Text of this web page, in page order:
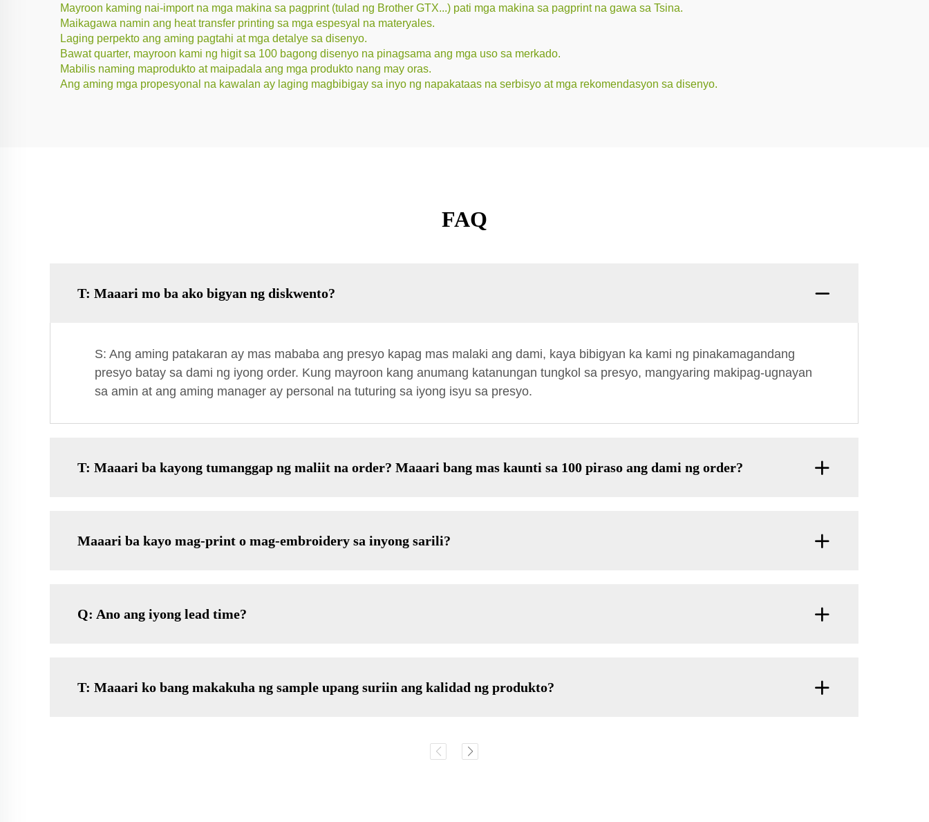
Mayroon kaming nai-import na mga makina sa pagprint (tulad ng Brother GTX...) pati mga makina sa pagprint na gawa sa Tsina.
Maikagawa namin ang heat transfer printing sa mga espesyal na materyales.
Laging perpekto ang aming pagtahi at mga detalye sa disenyo.
Bawat quarter, mayroon kami ng higit sa 100 bagong disenyo na pinagsama ang mga uso sa merkado.
Mabilis naming maprodukto at maipadala ang mga produkto nang may oras.
Ang aming mga propesyonal na kawalan ay laging magbibigay sa inyo ng napakataas na serbisyo at mga rekomendasyon sa disenyo.
FAQ
T: Maaari mo ba ako bigyan ng diskwento?
S: Ang aming patakaran ay mas mababa ang presyo kapag mas malaki ang dami, kaya bibigyan ka kami ng pinakamagandang
presyo batay sa dami ng iyong order. Kung mayroon kang anumang katanungan tungkol sa presyo, mangyaring makipag-ugnayan
sa amin at ang aming manager ay personal na tuturing sa iyong isyu sa presyo.
T: Maaari ba kayong tumanggap ng maliit na order? Maaari bang mas kaunti sa 100 piraso ang dami ng order?
Maaari ba kayo mag-print o mag-embroidery sa inyong sarili?
Q: Ano ang iyong lead time?
T: Maaari ko bang makakuha ng sample upang suriin ang kalidad ng produkto?